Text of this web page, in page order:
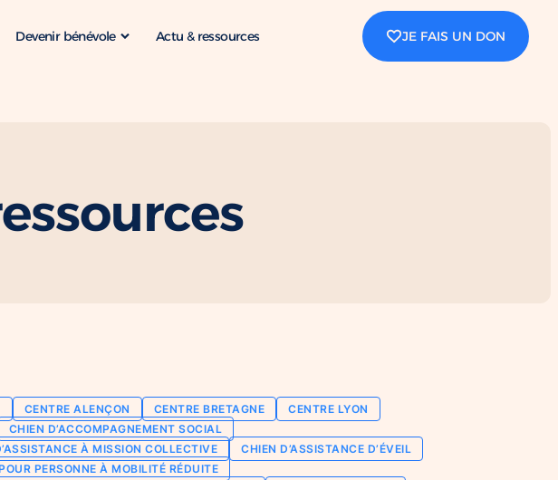
Devenir bénévole Actu & ressources JE FAIS UN DON
CENTRE ALENÇON CENTRE BRETAGNE
CENTRE LYON
CHIEN D’ACCOMPAGNEMENT SOCIAL
À MISSION COLLECTIVE
CHIEN D’ASSISTANCE D’ÉVEIL
PERSONNE À MOBILITÉ RÉDUITE